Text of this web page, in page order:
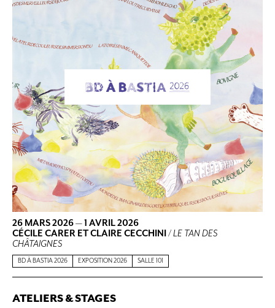
26 MARS 2026—1 AVRIL 2026
CÉCILE CARER ET CLAIRE CECCHINI /LE TAN DES
CHÂTAIGNES
BD À BASTIA 2026 EXPOSITION 2026 SALLE 101
ATELIERS & STAGES